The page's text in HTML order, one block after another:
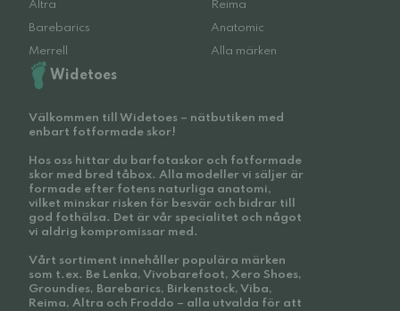
Altra
Reima
Barebarics
Anatomic
Merrell
Alla märken
Widetoes
Välkommen till Widetoes – nätbutiken med
enbart fotformade skor!
Hos oss hittar du barfotaskor och fotformade
skor med bred tåbox. Alla modeller vi säljer är
formade efter fotens naturliga anatomi,
vilket minskar risken för besvär och bidrar till
god fothälsa. Det är vår specialitet och något
vi aldrig kompromissar med.
Vårt sortiment innehåller populära märken
som t.ex. Be Lenka, Vivobarefoot, Xero Shoes,
Groundies, Barebarics, Birkenstock, Viba,
Reima, Altra och Froddo – alla utvalda för att